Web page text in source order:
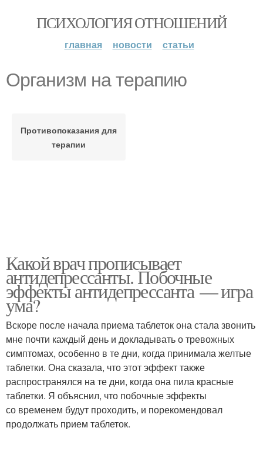
ПСИХОЛОГИЯ ОТНОШЕНИЙ
главная новости статьи
Организм на терапию
Противопоказания для
терапии
Какой врач прописывает
антидепрессанты. Побочные
эффекты антидепрессанта — игра
ума?
Вскоре после начала приема таблеток она стала звонить
мне почти каждый день и докладывать о тревожных
симптомах, особенно в те дни, когда принимала желтые
таблетки. Она сказала, что этот эффект также
распространялся на те дни, когда она пила красные
таблетки. Я объяснил, что побочные эффекты
со временем будут проходить, и порекомендовал
продолжать прием таблеток.